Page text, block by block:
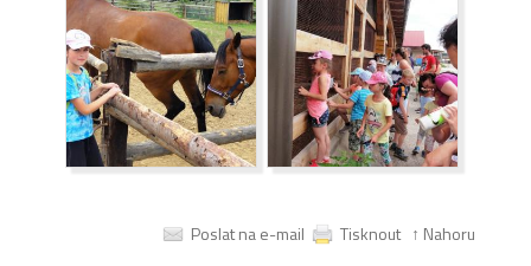
Poslat na e-mail Tisknout ↑ Nahoru